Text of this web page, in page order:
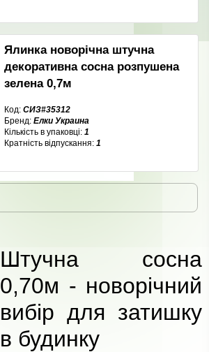
Ялинка новорічна штучна
декоративна сосна розпушена
зелена 0,7м
Код: СИЗ#35312
Бренд: Елки Украина
Кількість в упаковці: 1
Кратність відпускання: 1
Штучна сосна
0,70м - новорічний
вибір для затишку
в будинку